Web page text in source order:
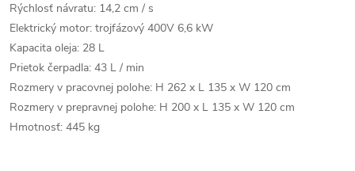
Rýchlosť návratu: 14,2 cm / s
Elektrický motor: trojfázový 400V 6,6 kW
Kapacita oleja: 28 L
Prietok čerpadla: 43 L / min
Rozmery v pracovnej polohe: H 262 x L 135 x W 120 cm
Rozmery v prepravnej polohe: H 200 x L 135 x W 120 cm
Hmotnosť: 445 kg